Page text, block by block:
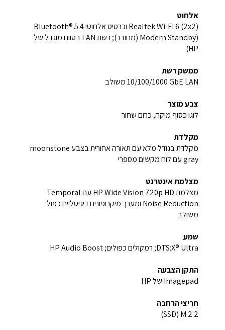
אלחוט
Realtek Wi-Fi 6 (2x2) וכרטיס אלחוטי Bluetooth® 5.4
(Modern Standby (מחובר); רשת LAN בטווח מוגדל של
HP)
ממשק רשת
‎10/100/1000 GbE LAN‎‏ משולב
צבע מוצר
לוגו כסוף מיקה, כרום שחור
מקלדת
מקלדת בגודל מלא עם תאורה אחורית בצבע moonstone
gray עם לוח מקשים מספרי
מצלמת אינטרנט
מצלמת HP Wide Vision 720p HD עם Temporal
Noise Reduction ומערך מיקרופונים דיגיטליים כפול
משולב
שמע
DTS:X® Ultra; רמקולים כפולים; HP Audio Boost
התקן הצבעה
Imagepad של HP
חריצי הרחבה
2 M.2 ‏(SSD)